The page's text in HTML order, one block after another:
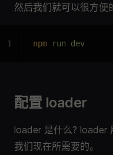
然后我们就可以很方便
npm run dev
1
配置 loader
loader 是什么? loader
我们现在所需要的。